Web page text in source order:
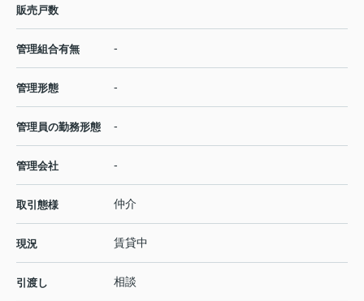
販売戸数
管理組合有無 -
管理形態 -
管理員の勤務形態 -
管理会社 -
取引態様 仲介
現況 賃貸中
引渡し 相談